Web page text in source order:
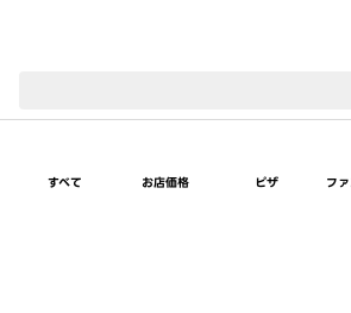
すべて お店価格 ピザ フ